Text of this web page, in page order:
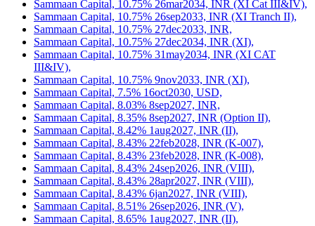
Sammaan Capital, 10.75% 26mar2034, INR (XI Cat III&IV),
Sammaan Capital, 10.75% 26sep2033, INR (XI Tranch II),
Sammaan Capital, 10.75% 27dec2033, INR,
Sammaan Capital, 10.75% 27dec2034, INR (XI),
Sammaan Capital, 10.75% 31may2034, INR (XI CAT
III&IV),
Sammaan Capital, 10.75% 9nov2033, INR (XI),
Sammaan Capital, 7.5% 16oct2030, USD,
Sammaan Capital, 8.03% 8sep2027, INR,
Sammaan Capital, 8.35% 8sep2027, INR (Option II),
Sammaan Capital, 8.42% 1aug2027, INR (II),
Sammaan Capital, 8.43% 22feb2028, INR (K-007),
Sammaan Capital, 8.43% 23feb2028, INR (K-008),
Sammaan Capital, 8.43% 24sep2026, INR (VIII),
Sammaan Capital, 8.43% 28apr2027, INR (VIII),
Sammaan Capital, 8.43% 6jan2027, INR (VIII),
Sammaan Capital, 8.51% 26sep2026, INR (V),
Sammaan Capital, 8.65% 1aug2027, INR (II),